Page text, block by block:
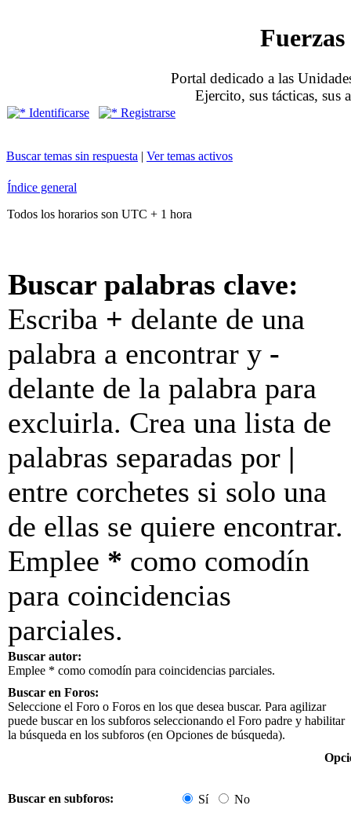
Portal dedicado a las
Ejercito, sus tácticas, sus
Identificarse Registrarse
Buscar temas sin respuesta | Ver temas activos
Índice general
Todos los horarios son UTC + 1 hora
Buscar palabras clave:
Escriba + delante de una
palabra a encontrar y -
delante de la palabra para
excluirla. Crea una lista de
palabras separadas por |
entre corchetes si solo una
de ellas se quiere encontrar.
Emplee * como comodín
para coincidencias
parciales.
Buscar autor:
Emplee * como comodín para coincidencias parciales.
Buscar en Foros:
Seleccione el Foro o Foros en los que desea buscar. Para agilizar
puede buscar en los subforos seleccionando el Foro padre y habilitar
la búsqueda en los subforos (en Opciones de búsqueda).
Buscar en subforos: Sí No